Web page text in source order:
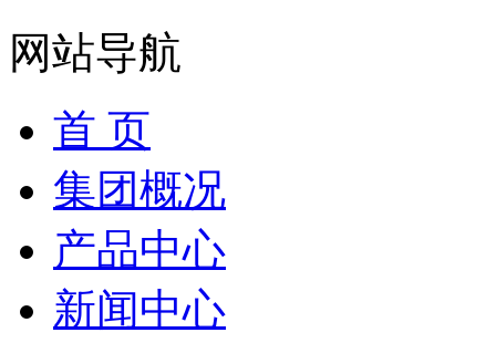
网站导航
首 页
集团概况
产品中心
新闻中心